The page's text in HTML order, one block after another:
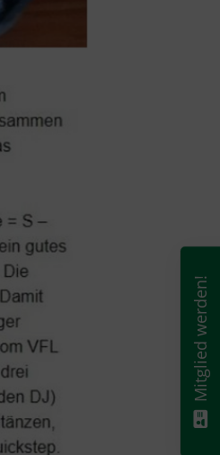
Mitglied werden!